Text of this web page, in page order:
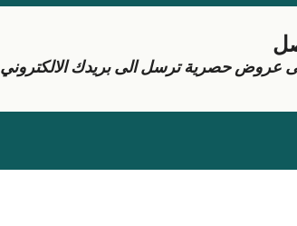
حصرية ترسل الى بريدك الالكتروني